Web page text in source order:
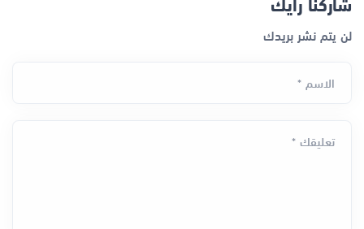
لن يتم نشر بريدك
الاسم *
تعليقك *